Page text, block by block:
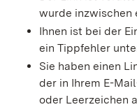
wurde inzwischen
Ihnen ist bei der
ein Tippfehler
Sie haben einen
der in Ihrem E-
oder Leerzeichen